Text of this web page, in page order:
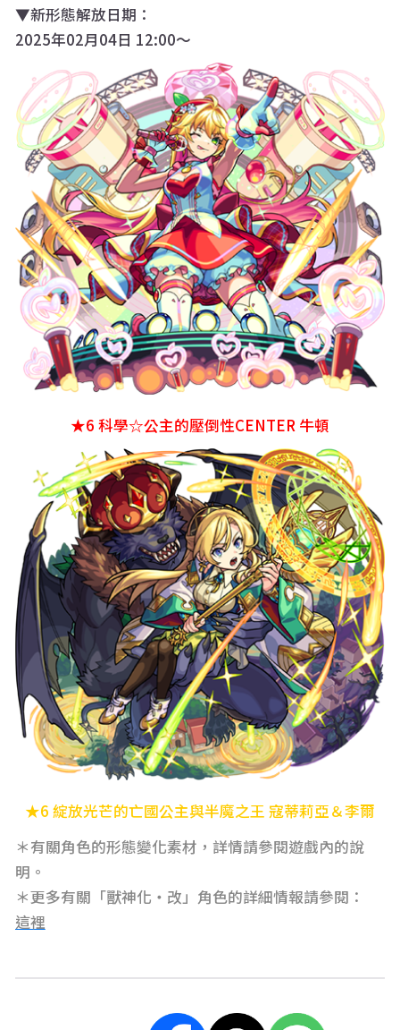
▼新形態解放日期：
2025年02月04日 12:00～
★6 科學☆公主的壓倒性CENTER 牛頓
★6 綻放光芒的亡國公主與半魔之王 寇蒂莉亞＆李爾
＊有關角色的形態變化素材，詳情請參閱遊戲內的說
明。
＊更多有關「獸神化・改」角色的詳細情報請參閱：
這裡